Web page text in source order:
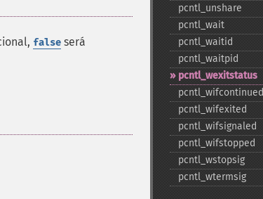
false será
pcntl_​unshare
pcntl_​wait
pcntl_​waitid
pcntl_​waitpid
pcntl_​wexitstatus
pcntl_​wifcontinued
pcntl_​wifexited
pcntl_​wifsignaled
pcntl_​wifstopped
pcntl_​wstopsig
pcntl_​wtermsig